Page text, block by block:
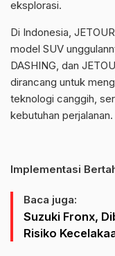
eksplorasi.
Di Indonesia,
model SUV
DASHING, dan
dirancang untuk
teknologi canggih,
kebutuhan perjalanan.
Implementasi
Baca juga:
Suzuki Fronx,
Risiko